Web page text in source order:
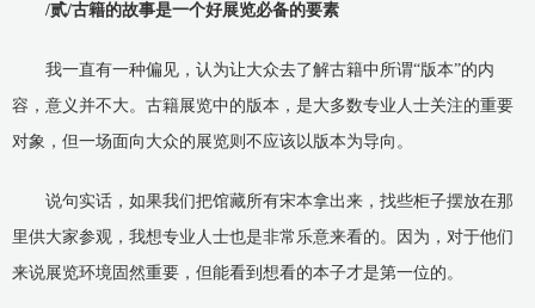
/贰/古籍的故事是一个好展览必备的要素
我一直有一种偏见，认为让大众去了解古籍中所谓“版本”的内
容，意义并不大。古籍展览中的版本，是大多数专业人士关注的重要
对象，但一场面向大众的展览则不应该以版本为导向。
说句实话，如果我们把馆藏所有宋本拿出来，找些柜子摆放在那
里供大家参观，我想专业人士也是非常乐意来看的。因为，对于他们
来说展览环境固然重要，但能看到想看的本子才是第一位的。